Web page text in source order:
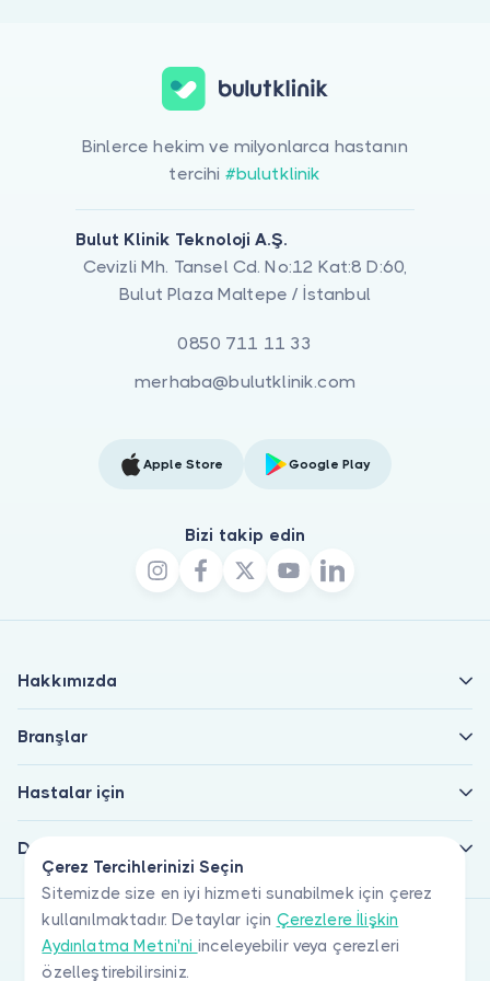
Çerez Tercihlerinizi Seçin
Sitemizde size en iyi hizmeti sunabilmek için çerez
kullanılmaktadır. Detaylar için Çerezlere İlişkin
Aydınlatma Metni'ni inceleyebilir veya çerezleri
özelleştirebilirsiniz.
Binlerce hekim ve milyonlarca hastanın
tercihi #bulutklinik
Bulut Klinik Teknoloji A.Ş.
Cevizli Mh. Tansel Cd. No:12 Kat:8 D:60,
Bulut Plaza Maltepe / İstanbul
0850 711 11 33
merhaba@bulutklinik.com
Apple Store Google Play
Bizi takip edin
Hakkımızda
Branşlar
Hastalar için
Doktorlar için